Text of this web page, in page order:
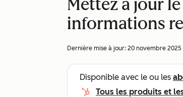
Mettez à jour
informations
Dernière mise à jour: 20 novembre 2025
Disponible avec le ou les
Tous les produits et